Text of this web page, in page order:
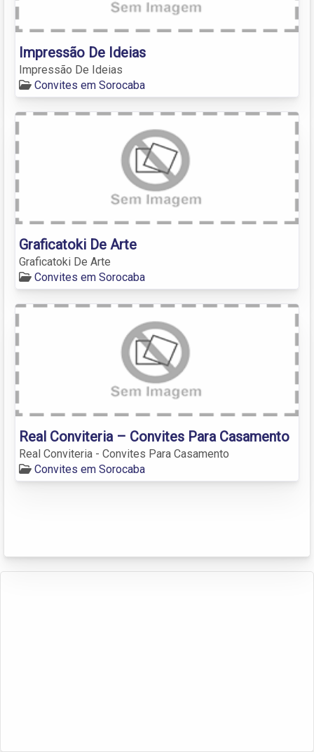
Impressão De Ideias
Impressão De Ideias
Convites em Sorocaba
Graficatoki De Arte
Graficatoki De Arte
Convites em Sorocaba
Real Conviteria – Convites Para Casamento
Real Conviteria - Convites Para Casamento
Convites em Sorocaba